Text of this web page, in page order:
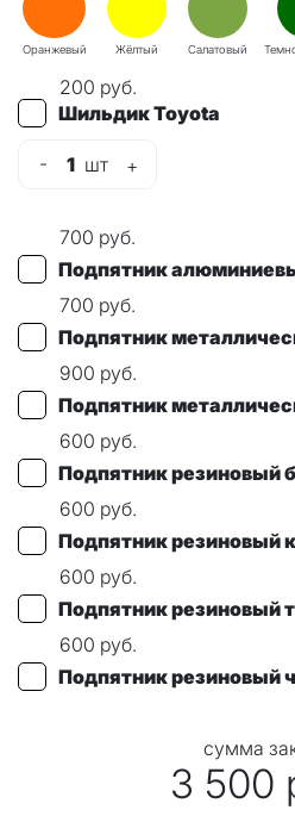
Оранжевый Жёлтый Салатовый
200 руб.
Шильдик Toyota
- 1 шт +
700 руб.
Подпятник
700 руб.
Подпятник
900 руб.
Подпятник
600 руб.
Подпятник резиновый
600 руб.
Подпятник резиновый
600 руб.
Подпятник резиновый
600 руб.
Подпятник резиновый
сумма
3 500